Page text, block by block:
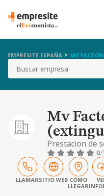
EMPRESITE ESPAÑA MV
Buscar
Mv
Prestacion de
actividades.
banquete,
fincas, chalets,
en domicilio
0/
LLAMARSITIO WEB CÓMO
LLEGAR